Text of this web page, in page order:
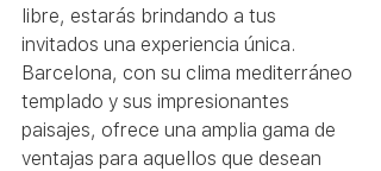
libre, estarás brindando a tus
invitados una experiencia única.
Barcelona, con su clima mediterráneo
templado y sus impresionantes
paisajes, ofrece una amplia gama de
ventajas para aquellos que desean